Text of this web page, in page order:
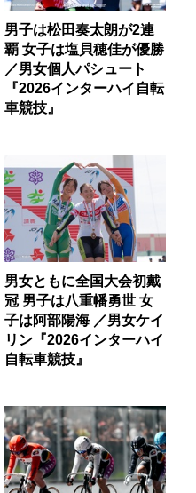
男子は松田奏太朗が2連
覇 女子は塩貝穂佳が優勝
／男女個人パシュート
『2026インターハイ自転
車競技』
男女ともに全国大会初戴
冠 男子は八重幡勇世 女
子は阿部陽海 ／男女ケイ
リン『2026インターハイ
自転車競技』